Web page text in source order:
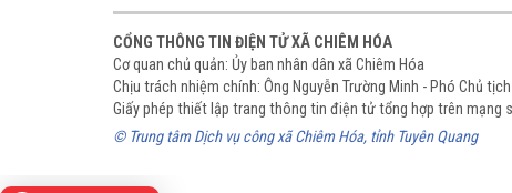
CỔNG THÔNG TIN ĐIỆN TỬ XÃ CHIÊM HÓA
Cơ quan chủ quản: Ủy ban nhân dân xã Chiêm Hóa
Chịu trách nhiệm chính: Ông Nguyễn Trường Minh - Phó Chủ tịch
Giấy phép thiết lập trang thông tin điện tử tổng hợp trên mạng
© Trung tâm Dịch vụ công xã Chiêm Hóa, tỉnh Tuyên Quang